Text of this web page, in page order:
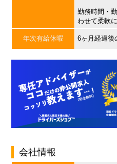
勤務時間・
わせて柔軟
年次有給休暇 6ヶ月経過後
会社情報